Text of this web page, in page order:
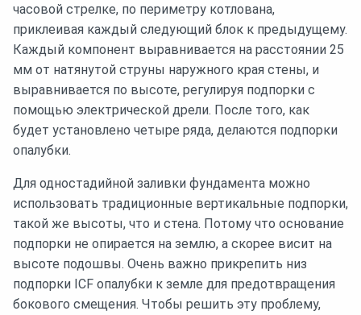
часовой стрелке, по периметру котлована,
приклеивая каждый следующий блок к предыдущему.
Каждый компонент выравнивается на расстоянии 25
мм от натянутой струны наружного края стены, и
выравнивается по высоте, регулируя подпорки с
помощью электрической дрели. После того, как
будет установлено четыре ряда, делаются подпорки
опалубки.
Для одностадийной заливки фундамента можно
использовать традиционные вертикальные подпорки,
такой же высоты, что и стена. Потому что основание
подпорки не опирается на землю, а скорее висит на
высоте подошвы. Очень важно прикрепить низ
подпорки ICF опалубки к земле для предотвращения
бокового смещения. Чтобы решить эту проблему,